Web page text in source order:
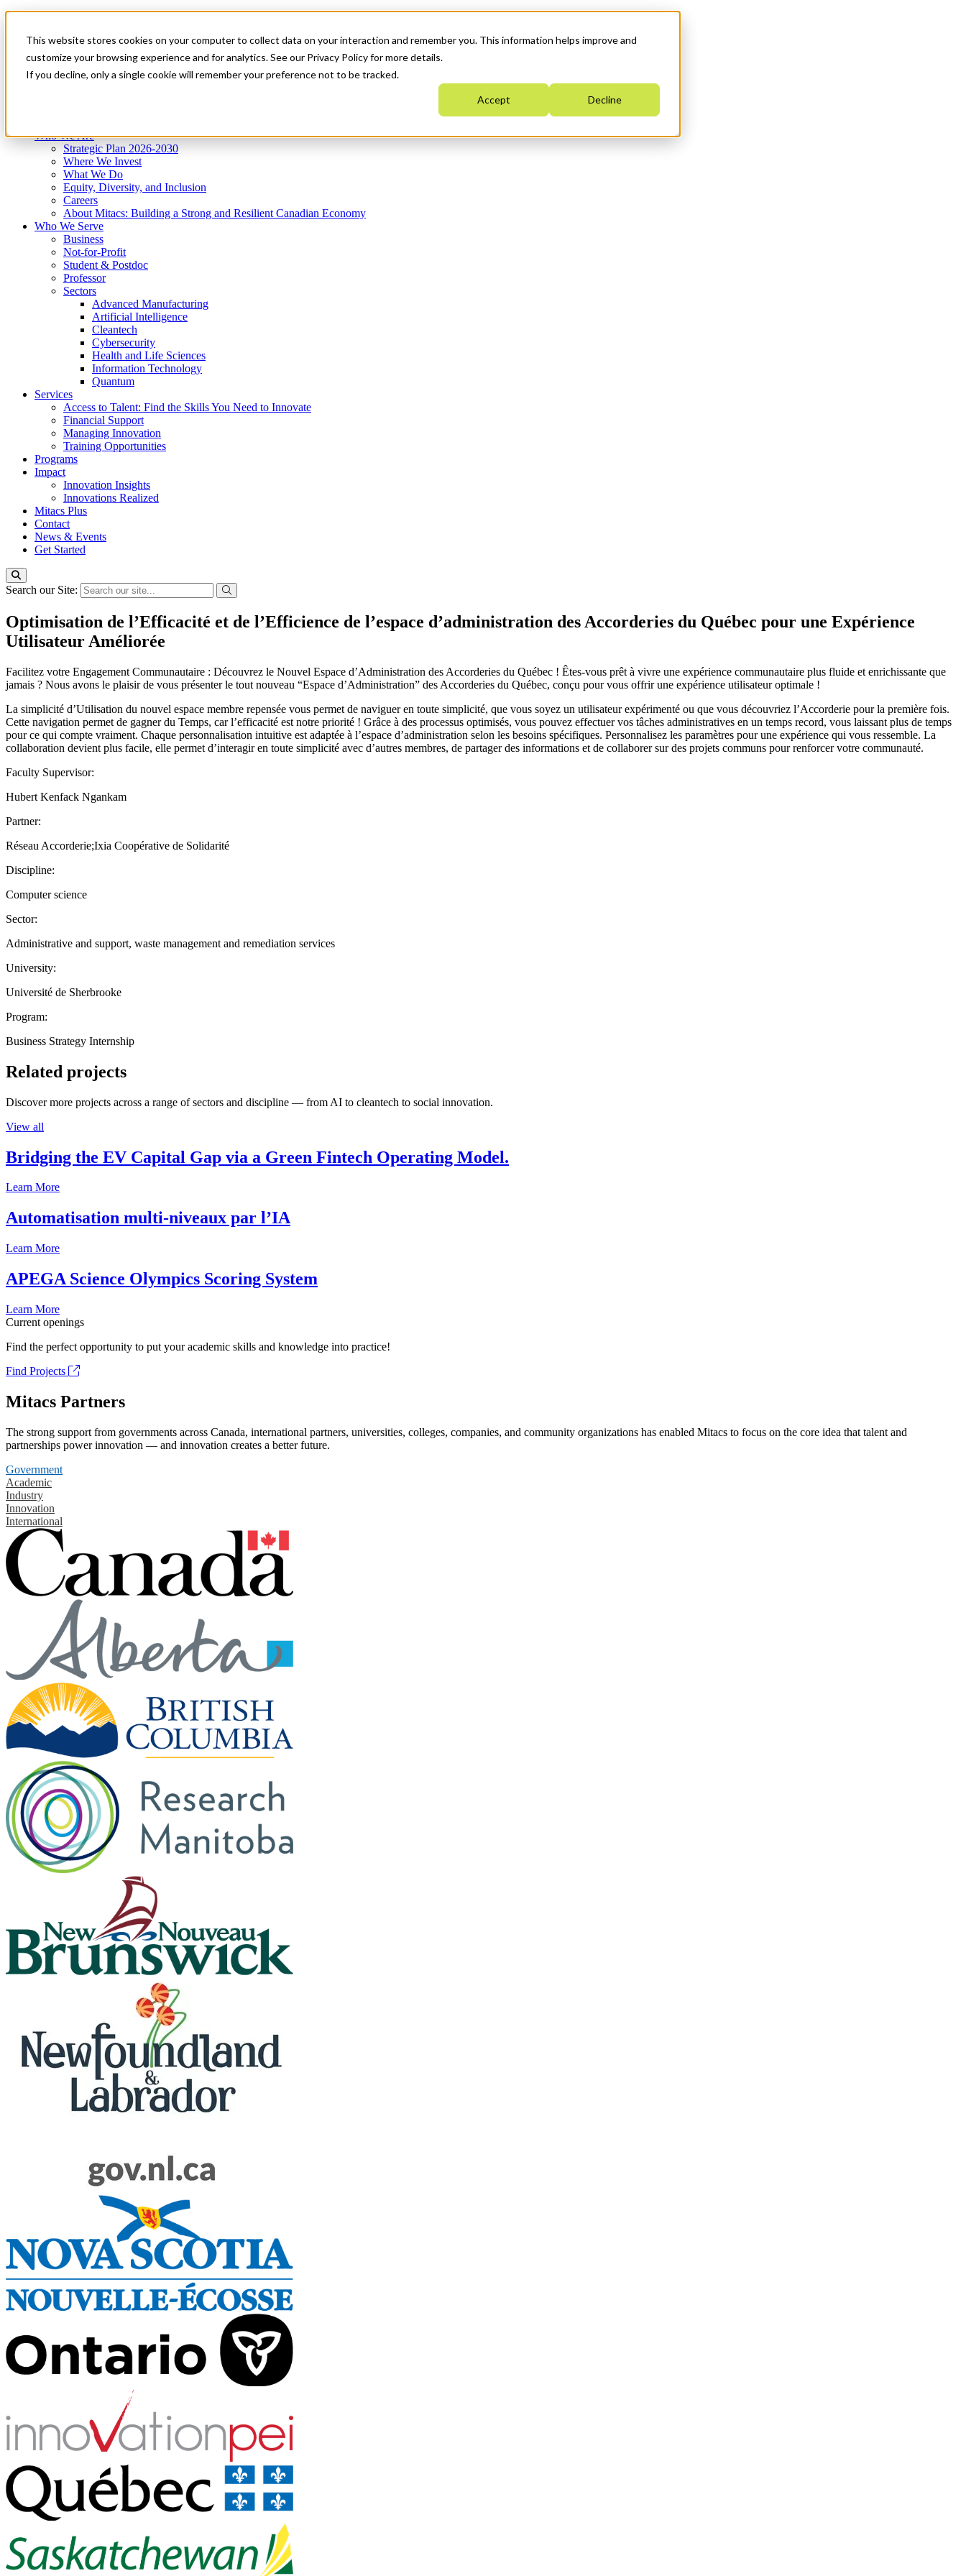
This website stores cookies on your computer to collect data on your interaction and remember you. This information helps improve and
customize your browsing experience and for analytics. See our Privacy Policy for more details.
If you decline, only a single cookie will remember your preference not to be tracked.
Accept Decline
News & Events
Get Started
Menu
Who We Are
Strategic Plan 2026-2030
Where We Invest
What We Do
Equity, Diversity, and Inclusion
Careers
About Mitacs: Building a Strong and Resilient Canadian Economy
Who We Serve
Business
Not-for-Profit
Student & Postdoc
Professor
Sectors
Advanced Manufacturing
Artificial Intelligence
Cleantech
Cybersecurity
Health and Life Sciences
Information Technology
Quantum
Services
Access to Talent: Find the Skills You Need to Innovate
Financial Support
Managing Innovation
Training Opportunities
Programs
Impact
Innovation Insights
Innovations Realized
Mitacs Plus
Contact
News & Events
Get Started
Search our Site:
Optimisation de l’Efficacité et de l’Efficience de l’espace d’administration des Accorderies du Québec pour une Expérience
Utilisateur Améliorée
Facilitez votre Engagement Communautaire : Découvrez le Nouvel Espace d’Administration des Accorderies du Québec ! Êtes-vous prêt à vivre une expérience communautaire plus fluide et enrichissante que
jamais ? Nous avons le plaisir de vous présenter le tout nouveau “Espace d’Administration” des Accorderies du Québec, conçu pour vous offrir une expérience utilisateur optimale !
La simplicité d’Utilisation du nouvel espace membre repensée vous permet de naviguer en toute simplicité, que vous soyez un utilisateur expérimenté ou que vous découvriez l’Accorderie pour la première fois.
Cette navigation permet de gagner du Temps, car l’efficacité est notre priorité ! Grâce à des processus optimisés, vous pouvez effectuer vos tâches administratives en un temps record, vous laissant plus de temps
pour ce qui compte vraiment. Chaque personnalisation intuitive est adaptée à l’espace d’administration selon les besoins spécifiques. Personnalisez les paramètres pour une expérience qui vous ressemble. La
collaboration devient plus facile, elle permet d’interagir en toute simplicité avec d’autres membres, de partager des informations et de collaborer sur des projets communs pour renforcer votre communauté.
Faculty Supervisor:
Hubert Kenfack Ngankam
Partner:
Réseau Accorderie;Ixia Coopérative de Solidarité
Discipline:
Computer science
Sector:
Administrative and support, waste management and remediation services
University:
Université de Sherbrooke
Program:
Business Strategy Internship
Related projects
Discover more projects across a range of sectors and discipline — from AI to cleantech to social innovation.
View all
Bridging the EV Capital Gap via a Green Fintech Operating Model.
Learn More
Automatisation multi-niveaux par l’IA
Learn More
APEGA Science Olympics Scoring System
Learn More
Current openings
Find the perfect opportunity to put your academic skills and knowledge into practice!
Find Projects
Mitacs Partners
The strong support from governments across Canada, international partners, universities, colleges, companies, and community organizations has enabled Mitacs to focus on the core idea that talent and
partnerships power innovation — and innovation creates a better future.
Government
Academic
Industry
Innovation
International